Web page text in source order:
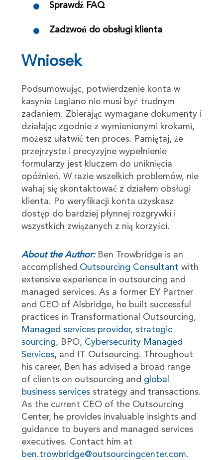
Sprawdź FAQ
Zadzwoń do obsługi klienta
Wniosek
Podsumowując, potwierdzenie konta w
kasynie Legiano nie musi być trudnym
zadaniem. Zbierając wymagane dokumenty i
działając zgodnie z wymienionymi krokami,
możesz ułatwić ten proces. Pamiętaj, że
przejrzyste i precyzyjne wypełnienie
formularzy jest kluczem do uniknięcia
opóźnień. W razie wszelkich problemów, nie
wahaj się skontaktować z działem obsługi
klienta. Po weryfikacji konta uzyskasz
dostęp do bardziej płynnej rozgrywki i
wszystkich związanych z nią korzyści.
About the Author:Ben Trowbridge is an
accomplished Outsourcing Consultant with
extensive experience in outsourcing and
managed services. As a former EY Partner
and CEO of Alsbridge, he built successful
practices in Transformational Outsourcing,
Managed services provider, strategic
sourcing, BPO, Cybersecurity Managed
Services, and IT Outsourcing. Throughout
his career, Ben has advised a broad range
of clients on outsourcing and global
business servicesstrategy and transactions.
As the current CEO of the Outsourcing
Center, he provides invaluable insights and
guidance to buyers and managed services
executives. Contact him at
ben.trowbridge@outsourcingcenter.com.